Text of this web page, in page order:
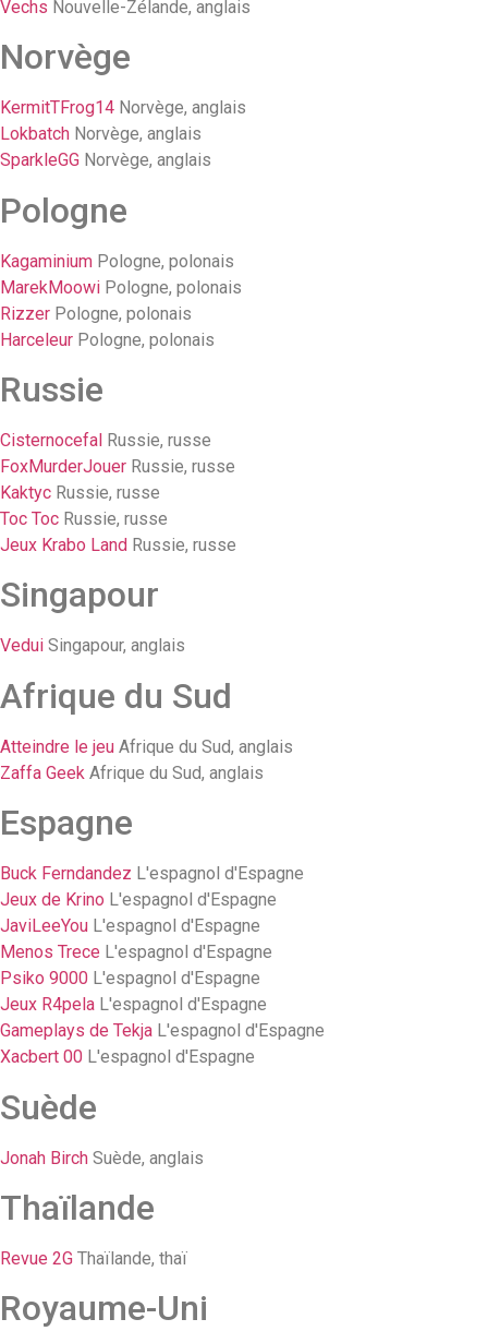
Vechs Nouvelle-Zélande, anglais
Norvège
KermitTFrog14 Norvège, anglais
Lokbatch Norvège, anglais
SparkleGG Norvège, anglais
Pologne
Kagaminium Pologne, polonais
MarekMoowi Pologne, polonais
Rizzer Pologne, polonais
Harceleur Pologne, polonais
Russie
Cisternocefal Russie, russe
FoxMurderJouer Russie, russe
Kaktyc Russie, russe
Toc Toc Russie, russe
Jeux Krabo Land Russie, russe
Singapour
Vedui Singapour, anglais
Afrique du Sud
Atteindre le jeu Afrique du Sud, anglais
Zaffa Geek Afrique du Sud, anglais
Espagne
Buck Ferndandez L'espagnol d'Espagne
Jeux de Krino L'espagnol d'Espagne
JaviLeeYou L'espagnol d'Espagne
Menos Trece L'espagnol d'Espagne
Psiko 9000 L'espagnol d'Espagne
Jeux R4pela L'espagnol d'Espagne
Gameplays de Tekja L'espagnol d'Espagne
Xacbert 00 L'espagnol d'Espagne
Suède
Jonah Birch Suède, anglais
Thaïlande
Revue 2G Thaïlande, thaï
Royaume-Uni